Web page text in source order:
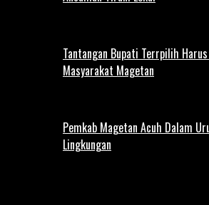
Tantangan Bupati Terrpilih
Masyarakat Magetan
Pemkab Magetan Acuh Dalam
Lingkungan